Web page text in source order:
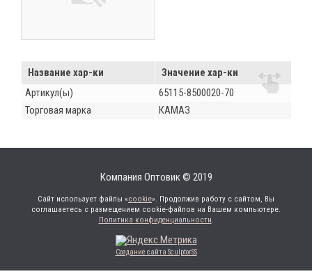
Название хар-ки
Значение хар-ки
Артикул(ы)
65115-8500020-70
Торговая марка
КАМАЗ
Компания Оптовик © 2019
Сайт использует файлы «cookie». Продолжив работу с сайтом, Вы
соглашаетесь с размещением cookie-файлов на Вашем компьютере.
Политика конфиденциальности.
Создание сайта SculptorSS